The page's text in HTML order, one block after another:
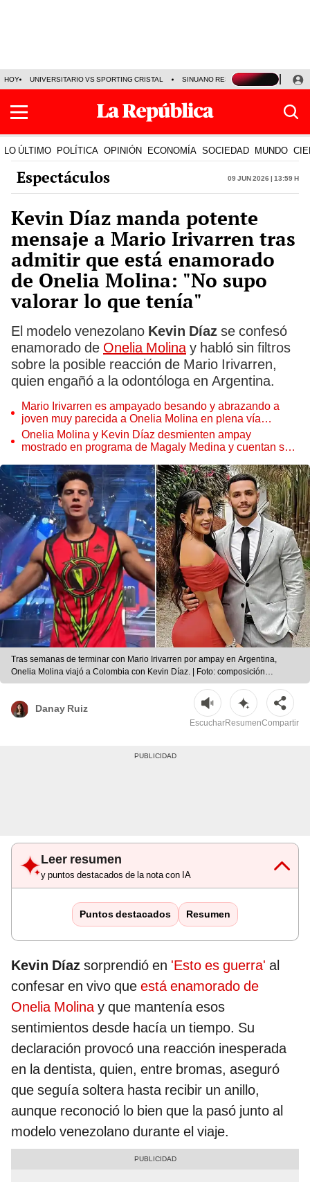
HOY UNIVERSITARIO VS SPORTING CRISTAL SINUANO RESULTADOS HOY
LO ÚLTIMO POLÍTICA OPINIÓN ECONOMÍA SOCIEDAD MUNDO
Espectáculos 09 Jun 2026 | 13:59 h
Kevin Díaz manda potente
mensaje a Mario Irivarren tras
admitir que está enamorado
de Onelia Molina: "No supo
valorar lo que tenía"
El modelo venezolano Kevin Díaz se confesó
enamorado de Onelia Molinay habló sin filtros
sobre la posible reacción de Mario Irivarren,
quien engañó a la odontóloga en Argentina.
Mario Irivarren es ampayado besando y abrazando a
joven muy parecida a Onelia Molina en plena vía
pública
Onelia Molina y Kevin Díaz desmienten ampay
mostrado en programa de Magaly Medina y cuentan su
Tras semanas de terminar con Mario Irivarren por ampay en Argentina,
Onelia Molina viajó a Colombia con Kevin Díaz. | Foto: composición
LR/TikTok/Instagram
Danay Ruiz
EscucharResumenCompartir
Leer resumen
y puntos destacados de la nota con IA
Puntos destacados Resumen
Kevin Díaz sorprendió en 'Esto es guerra' al
confesar en vivo que está enamorado de
Onelia Molinay que mantenía esos
sentimientos desde hacía un tiempo. Su
declaración provocó una reacción inesperada
en la dentista, quien, entre bromas, aseguró
que seguía soltera hasta recibir un anillo,
aunque reconoció lo bien que la pasó junto al
modelo venezolano durante el viaje.